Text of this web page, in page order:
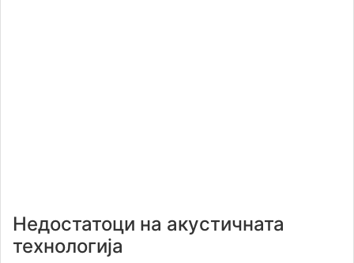
Недостатоци на акустичната
технологија